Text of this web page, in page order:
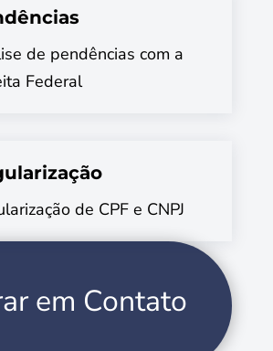
de pendências com a
Federal
de CPF e CNPJ
em Contato